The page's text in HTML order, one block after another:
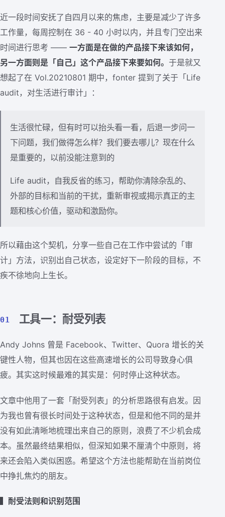
近一段时间安抚了自四月以来的焦虑，主要是减少了许多
工作量，每周控制在 36 - 40 小时以内，并且专门空出来
时间进行思考 —— 一方面是在做的产品接下来该如何，
另一方面则是「自己」这个产品接下来要如何。 于是就又
想起了在 Vol.20210801 期中，fonter 提到了关于「Life
audit，对生活进行审计」：
生活很忙碌，但有时可以抬头看一看，后退一步问一
下问题，我们做得怎么样？我们要去哪儿？现在什么
是重要的，以前没能注意到的
Life audit，自我反省的练习，帮助你清除杂乱的、
外部的目标和当前的干扰，重新审视或揭示真正的主
题和核心价值，驱动和激励你。
所以藉由这个契机，分享一些自己在工作中尝试的「审
计」方法，识别出自己状态，设定好下一阶段的目标，不
疾不徐地向上生长。
01 工具一：耐受列表
Andy Johns 曾是 Facebook、Twitter、Quora 增长的关
键性人物，但其也因在这些高速增长的公司导致身心俱
疲。其实这时候最难的其实是：何时停止这种状态。
文章中他用了一套「耐受列表」的分析思路很有启发。因
为我也曾有很长时间处于这种状态，但是和他不同的是并
没有如此清晰地梳理出来自己的原则，浪费了不少机会成
本。虽然最终结果相似，但深知如果不厘清个中原则，将
来还会陷入类似困惑。希望这个方法也能帮助在当前岗位
中挣扎焦灼的朋友。
▍耐受法则和识别范围